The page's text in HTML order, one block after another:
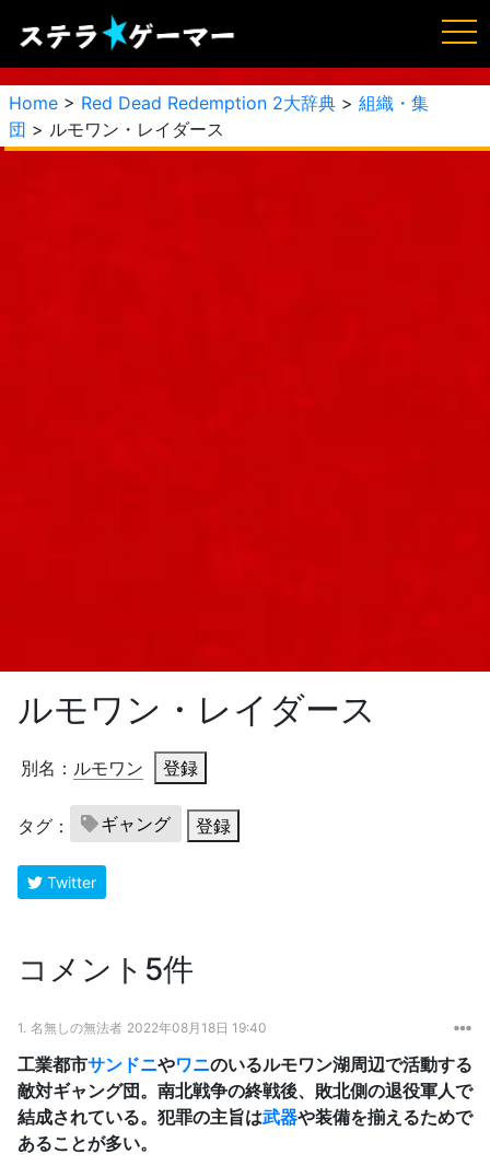
Home > Red Dead Redemption 2大辞典 > 組織・集
団 > ルモワン・レイダース
ルモワン・レイダース
別名： ルモワン 登録
タグ： ギャング 登録
Twitter
コメント5件
1. 名無しの無法者 2022年08月18日 19:40
工業都市サンドニやワニのいるルモワン湖周辺で活動する
敵対ギャング団。南北戦争の終戦後、敗北側の退役軍人で
結成されている。犯罪の主旨は武器や装備を揃えるためで
あることが多い。